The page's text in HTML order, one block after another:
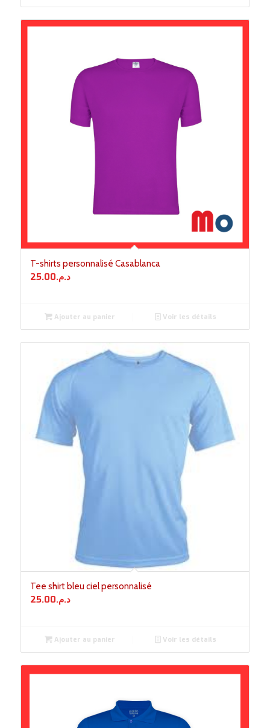
T-shirts personnalisé Casablanca
د.م.25.00
Ajouter au panier Voir les détails
Tee shirt bleu ciel personnalisé
د.م.25.00
Ajouter au panier Voir les détails